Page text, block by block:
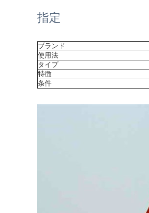
指定
ブランド
使用法
タイプ
特徴
条件